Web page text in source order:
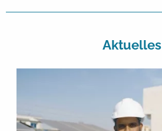
Aktuelles